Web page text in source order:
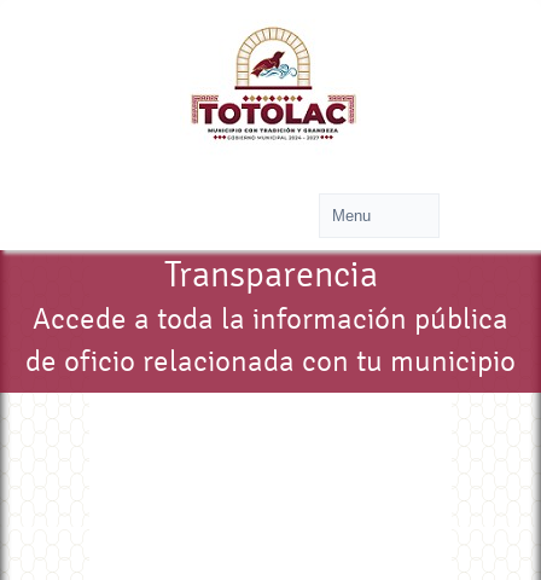
Transparencia
Accede a toda la información pública
de oficio relacionada con tu municipio